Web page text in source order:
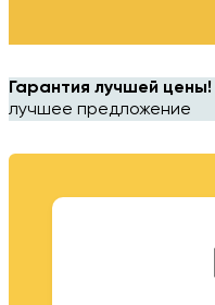
Гарантия лучшей цены!
лучшее предложение